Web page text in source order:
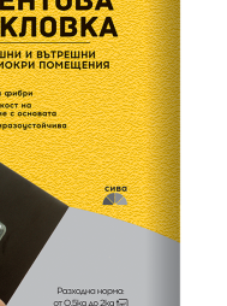
€3352 6556
€41.90 81.95лв.
€2